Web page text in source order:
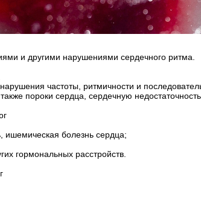
и другими нарушениями сердечного ритма.
частоты, ритмичности и
пороки сердца, сердечную
ишемическая болезнь сердца;
гормональных расстройств.